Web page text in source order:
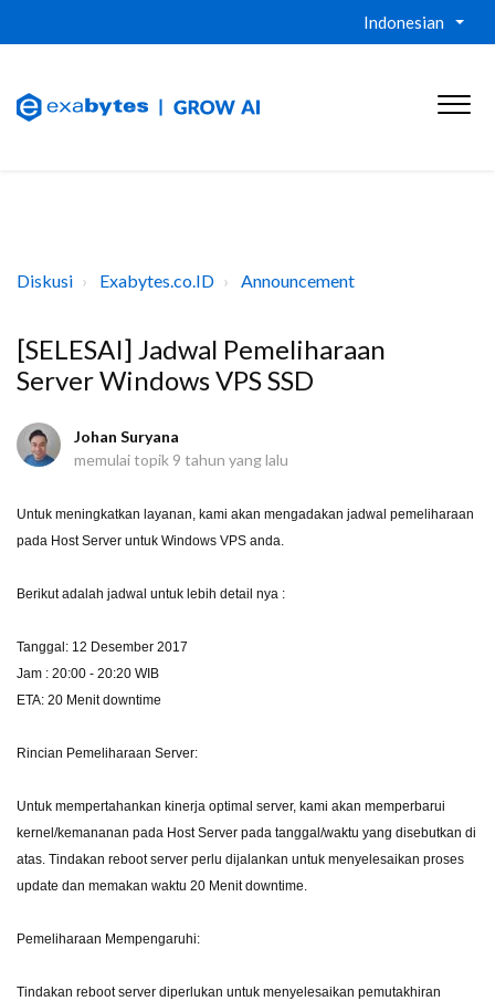
Indonesian
Diskusi Exabytes.co.ID Announcement
[SELESAI] Jadwal Pemeliharaan
Server Windows VPS SSD
Johan Suryana
memulai topik 9 tahun yang lalu
Untuk meningkatkan layanan, kami akan mengadakan jadwal pemeliharaan
pada Host Server untuk Windows VPS anda.
Berikut adalah jadwal untuk lebih detail nya :
Tanggal: 12 Desember 2017
Jam : 20:00 - 20:20 WIB
ETA: 20 Menit downtime
Rincian Pemeliharaan Server:
Untuk mempertahankan kinerja optimal server, kami akan memperbarui
kernel/kemananan pada Host Server pada tanggal/waktu yang disebutkan di
atas. Tindakan reboot server perlu dijalankan untuk menyelesaikan proses
update dan memakan waktu 20 Menit downtime.
Pemeliharaan Mempengaruhi:
Tindakan reboot server diperlukan untuk menyelesaikan pemutakhiran